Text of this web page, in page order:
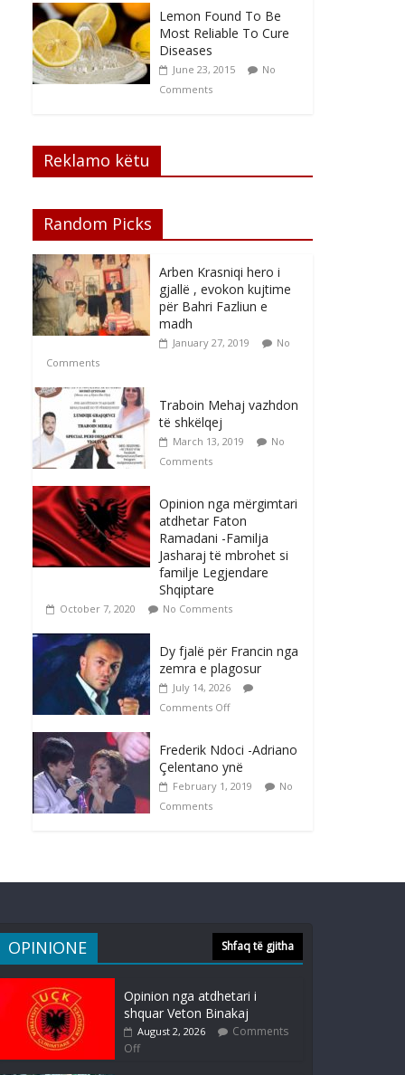
Lemon Found To Be
Most Reliable To Cure
Diseases
June 23, 2015
No
Comments
Reklamo këtu
Random Picks
Arben Krasniqi hero i
gjallë , evokon kujtime
për Bahri Fazliun e
madh
January 27, 2019
No
Comments
Traboin Mehaj vazhdon
të shkëlqej
March 13, 2019
No
Comments
Opinion nga mërgimtari
atdhetar Faton
Ramadani -Familja
Jasharaj të mbrohet si
familje Legjendare
Shqiptare
October 7, 2020 No Comments
Dy fjalë për Francin nga
zemra e plagosur
July 14, 2026
Comments Off
Frederik Ndoci -Adriano
Çelentano ynë
February 1, 2019
No
Comments
OPINIONE Shfaq të gjitha
Opinion nga atdhetari i
shquar Veton Binakaj
August 2, 2026
Comments
Off